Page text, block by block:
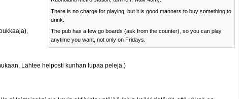
There is no charge for playing, but it is good manners to buy something to
drink.
The pub has a few go boards (ask from the counter), so you can play
anytime you want, not only on Fridays.
Lähtee helposti kunhan lupaa pelejä.)